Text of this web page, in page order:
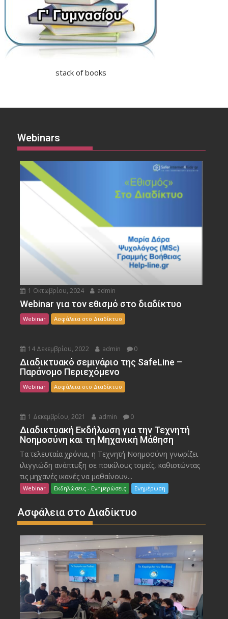
stack of books
Webinars
1 Οκτωβρίου, 2024 admin
Webinar για τον εθισμό στο διαδίκτυο
Webinar Ασφάλεια στο Διαδίκτυο
14 Δεκεμβρίου, 2022 admin 0
Διαδικτυακό σεμινάριο της SafeLine –
Παράνομο Περιεχόμενο
Webinar Ασφάλεια στο Διαδίκτυο
1 Δεκεμβρίου, 2021 admin 0
Διαδικτυακή Εκδήλωση για την Τεχνητή
Νοημοσύνη και τη Μηχανική Μάθηση
Τα τελευταία χρόνια, η Τεχνητή Νοημοσύνη γνωρίζει
ιλιγγιώδη ανάπτυξη σε ποικίλους τομείς, καθιστώντας
τις μηχανές ικανές να μαθαίνουν...
Webinar Εκδηλώσεις - Ενημερώσεις Ενημέρωση
Ασφάλεια στο Διαδίκτυο